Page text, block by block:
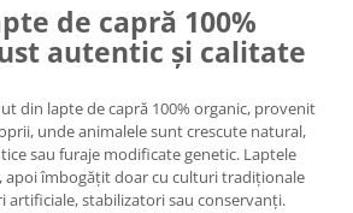
de capră 100%
autentic și calitate
din lapte de capră 100% organic, provenit
unde animalele sunt crescute natural,
sau furaje modificate genetic. Laptele
apoi îmbogățit doar cu culturi tradiționale
artificiale, stabilizatori sau conservanți.